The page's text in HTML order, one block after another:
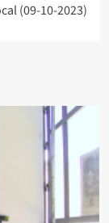
(09-10-2023)